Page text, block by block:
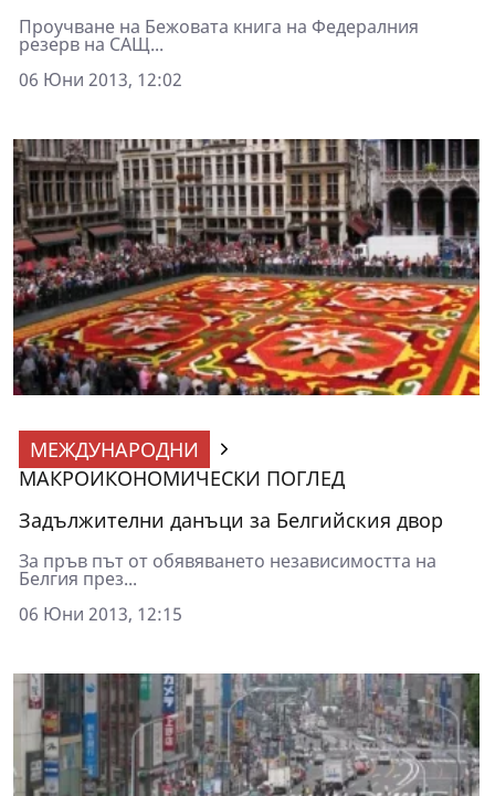
Проучване на Бежовата книга на Федералния
резерв на САЩ...
06 Юни 2013, 12:02
МЕЖДУНАРОДНИ
МАКРОИКОНОМИЧЕСКИ ПОГЛЕД
Задължителни данъци за Белгийския двор
За пръв път от обявяването независимостта на
Белгия през...
06 Юни 2013, 12:15